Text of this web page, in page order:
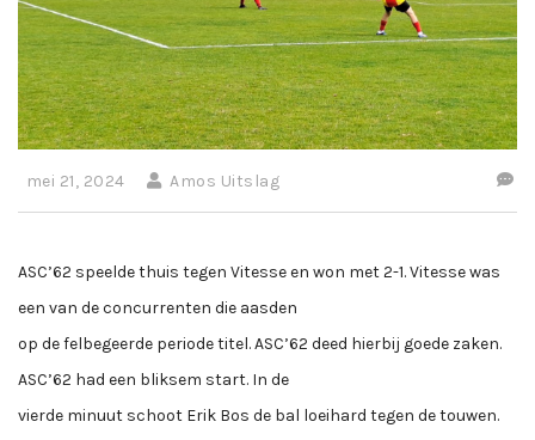
mei 21, 2024 Amos Uitslag
ASC’62 speelde thuis tegen Vitesse en won met 2-1. Vitesse was
een van de concurrenten die aasden
op de felbegeerde periode titel. ASC’62 deed hierbij goede zaken.
ASC’62 had een bliksem start. In de
vierde minuut schoot Erik Bos de bal loeihard tegen de touwen.